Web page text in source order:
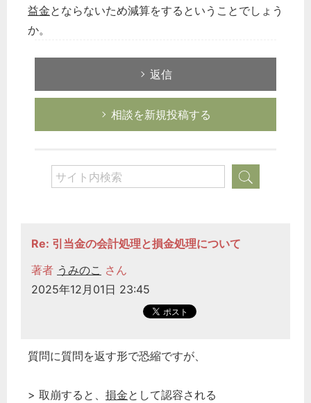
益金とならないため減算をするということでしょう
か。
返信
相談を新規投稿する
Re: 引当金の会計処理と損金処理について
著者 うみのこ さん
2025年12月01日 23:45
質問に質問を返す形で恐縮ですが、
> 取崩すると、 損金として認容される